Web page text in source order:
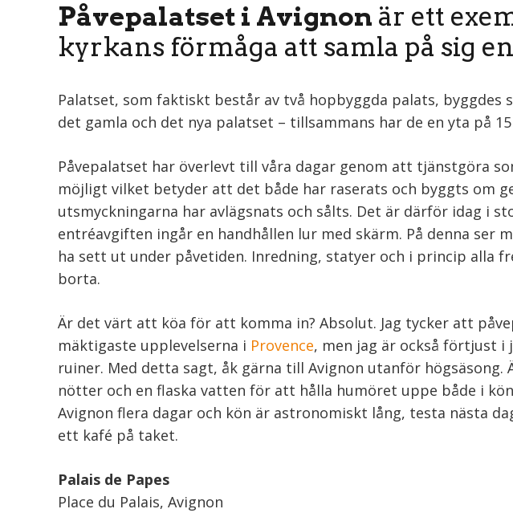
Påvepalatset i Avignon är ett
kyrkans förmåga att samla på sig
Palatset, som faktiskt består av två hopbyggda palats, byggdes
det gamla och det nya palatset – tillsammans har de en yta på
Påvepalatset har överlevt till våra dagar genom att tjänstgöra
möjligt vilket betyder att det både har raserats och byggts om
utsmyckningarna har avlägsnats och sålts. Det är därför idag i
entréavgiften ingår en handhållen lur med skärm. På denna ser
ha sett ut under påvetiden. Inredning, statyer och i princip alla
borta.
Är det värt att köa för att komma in? Absolut. Jag tycker att
mäktigaste upplevelserna i Provence, men jag är också förtjust
ruiner. Med detta sagt, åk gärna till Avignon utanför
nötter och en flaska vatten för att hålla humöret uppe både i
Avignon flera dagar och kön är astronomiskt lång, testa nästa
ett kafé på taket.
Palais de Papes
Place du Palais, Avignon